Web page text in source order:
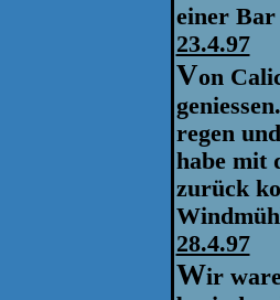
einer Bar
23.4.97
Von
regen
habe mit
zurück
28.4.97
Wir